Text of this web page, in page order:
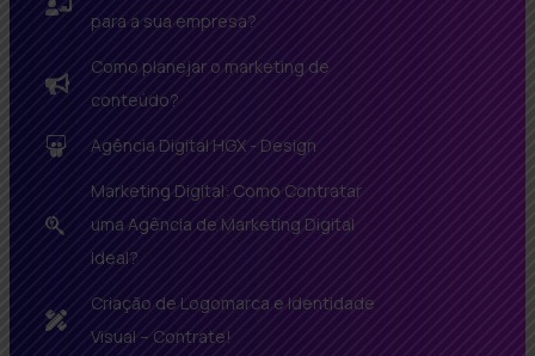
para a sua empresa?
Como planejar o marketing de
conteúdo?
Agência Digital HGX - Design
Marketing Digital: Como Contratar
uma Agência de Marketing Digital
Ideal?
Criação de Logomarca e Identidade
Visual – Contrate!